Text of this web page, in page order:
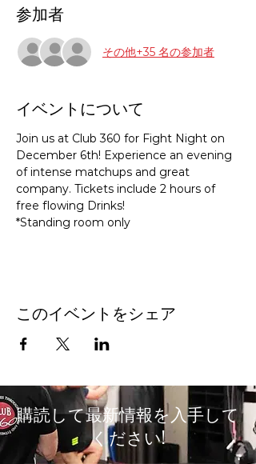
参加者
その他+35 名の参加者
イベントについて
Join us at Club 360 for Fight Night on
December 6th! Experience an evening
of intense matchups and great
company. Tickets include 2 hours of
free flowing Drinks!
*Standing room only
このイベントをシェア
購読して最新情報を入手して
ください!